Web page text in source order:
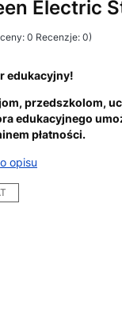
Electric
0 Recenzje: 0)
edukacyjny!
przedszkolom,
edukacyjnego
płatności.
opisu